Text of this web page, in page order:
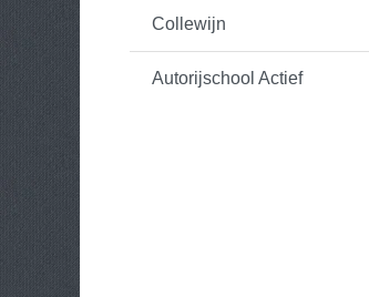
Collewijn
Autorijschool Actief